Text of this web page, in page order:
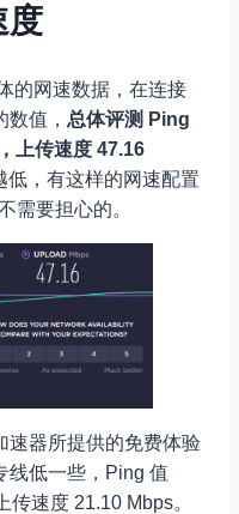
度
的网速数据，在连接
值， 总体评测 Ping
上传速度 47.16
低，有这样的网速配置
需要担心的。
速器所提供的免费体验
线低一些，Ping 值
速度 21.10 Mbps。